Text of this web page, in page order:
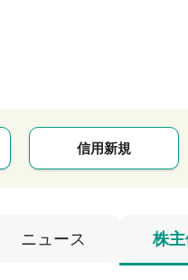
信用新規
ニュース 株